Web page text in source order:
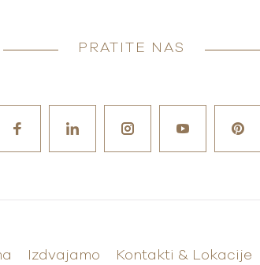
PRATITE NAS
Izdvajamo Kontakti & Lokacije